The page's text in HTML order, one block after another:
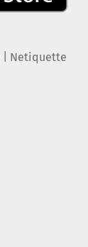
Netiquette